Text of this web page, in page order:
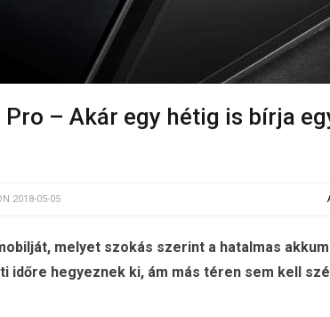
– Akár egy hétig is bírja
2018-05-05
melyet szokás szerint a hatalmas
időre hegyeznek ki, ám más téren sem kell